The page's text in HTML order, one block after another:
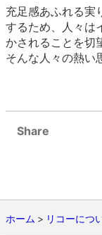
充足感あふれる実
するため、人々は
かされることを切
そんな人々の熱い
Share
ホーム リコーにつ